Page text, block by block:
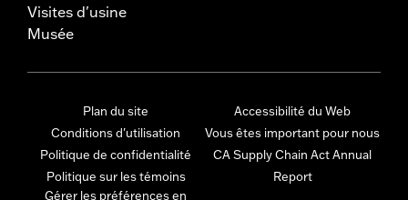
Visites d'usine
Musée
Plan du site
Conditions d'utilisation
Politique de confidentialité
Politique sur les témoins
Gérer les préférences en
Accessibilité du Web
Vous êtes important pour nous
CA Supply Chain Act Annual
Report